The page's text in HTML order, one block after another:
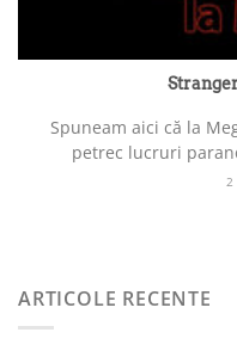
Spuneam aici că la
petrec lucruri
2
ARTICOLE RECENTE